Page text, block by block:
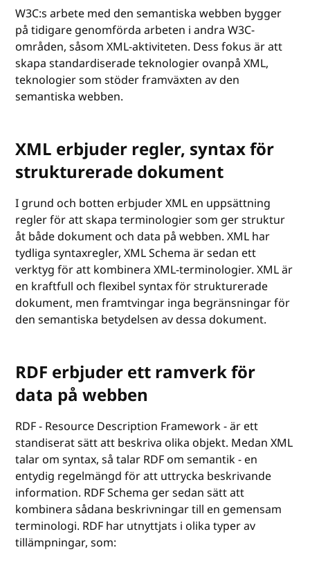
W3C:s arbete med den semantiska webben bygger
på tidigare genomförda arbeten i andra W3C-
områden, såsom XML-aktiviteten. Dess fokus är att
skapa standardiserade teknologier ovanpå XML,
teknologier som stöder framväxten av den
semantiska webben.
XML erbjuder regler, syntax för
strukturerade dokument
I grund och botten erbjuder XML en uppsättning
regler för att skapa terminologier som ger struktur
åt både dokument och data på webben. XML har
tydliga syntaxregler, XML Schema är sedan ett
verktyg för att kombinera XML-terminologier. XML är
en kraftfull och flexibel syntax för strukturerade
dokument, men framtvingar inga begränsningar för
den semantiska betydelsen av dessa dokument.
RDF erbjuder ett ramverk för
data på webben
RDF - Resource Description Framework - är ett
standiserat sätt att beskriva olika objekt. Medan XML
talar om syntax, så talar RDF om semantik - en
entydig regelmängd för att uttrycka beskrivande
information. RDF Schema ger sedan sätt att
kombinera sådana beskrivningar till en gemensam
terminologi. RDF har utnyttjats i olika typer av
tillämpningar, som: